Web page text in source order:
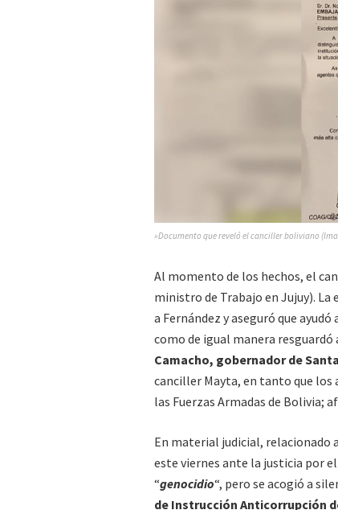
»Documento que reveló el canciller boliviano
Al momento de los hechos, el
ministro de Trabajo en Jujuy).
a Fernández y aseguró que
como de igual manera
Camacho, gobernador de
canciller Mayta, en tanto que los
las Fuerzas Armadas de Bolivia;
En material judicial, relacionado
este viernes ante la justicia por el
“genocidio“, pero se acogió a
de Instrucción Anticorrupción